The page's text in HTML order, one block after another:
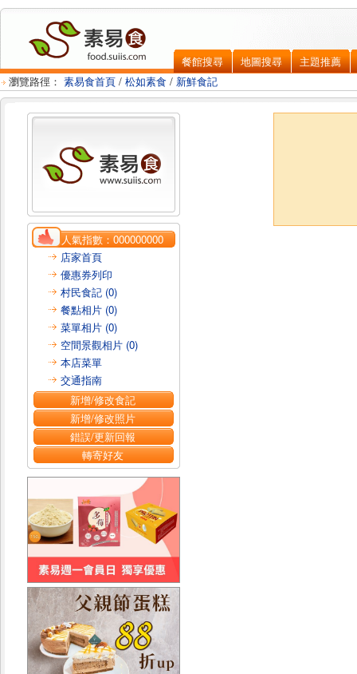
餐館搜尋 地圖搜尋
主題推薦
瀏覽路徑： 素易食首頁 / 松如素食 / 新鮮食記
人氣指數：000000000
店家首頁
優惠券列印
村民食記 (0)
餐點相片 (0)
菜單相片 (0)
空間景觀相片 (0)
本店菜單
交通指南
新增/修改食記
新增/修改照片
錯誤/更新回報
轉寄好友